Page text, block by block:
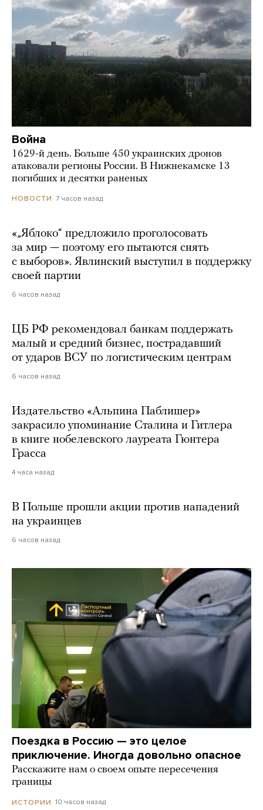
Война
1629-й день. Больше 450 украинских дронов
атаковали регионы России. В Нижнекамске 13
погибших и десятки раненых
НОВОСТИ 7 часов назад
«„Яблоко“ предложило проголосовать
за мир — поэтому его пытаются снять
с выборов». Явлинский выступил в поддержку
своей партии
6 часов назад
ЦБ РФ рекомендовал банкам поддержать
малый и средний бизнес, пострадавший
от ударов ВСУ по логистическим центрам
6 часов назад
Издательство «Альпина Паблишер»
закрасило упоминание Сталина и Гитлера
в книге нобелевского лауреата Гюнтера
Грасса
4 часа назад
В Польше прошли акции против нападений
на украинцев
6 часов назад
Поездка в Россию — это целое
приключение. Иногда довольно опасное
Расскажите нам о своем опыте пересечения
границы
ИСТОРИИ 10 часов назад